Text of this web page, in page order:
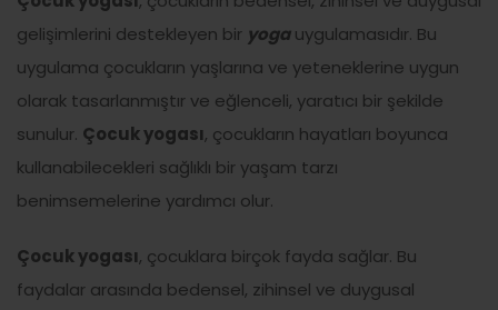
gelişimlerini destekleyen bir yogauygulamasıdır. Bu
uygulama çocukların yaşlarına ve yeteneklerine uygun
olarak tasarlanmıştır ve eğlenceli, yaratıcı bir şekilde
sunulur. Çocuk yogası, çocukların hayatları boyunca
kullanabilecekleri sağlıklı bir yaşam tarzı
benimsemelerine yardımcı olur.
Çocuk yogası, çocuklara birçok fayda sağlar. Bu
faydalar arasında bedensel, zihinsel ve duygusal